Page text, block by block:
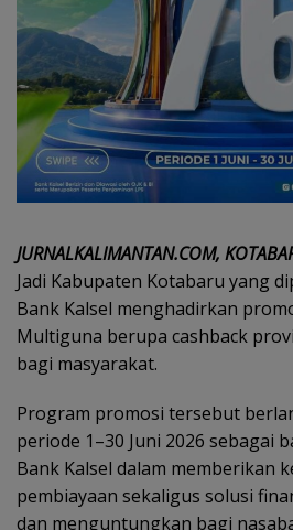
JURNALKALIMANTAN.COM,
Jadi Kabupaten Kotabaru yang
Bank Kalsel menghadirkan
Multiguna berupa cashback
bagi masyarakat.
Program promosi tersebut
periode 1–30 Juni 2026 sebagai
Bank Kalsel dalam memberikan
pembiayaan sekaligus solusi
dan menguntungkan bagi